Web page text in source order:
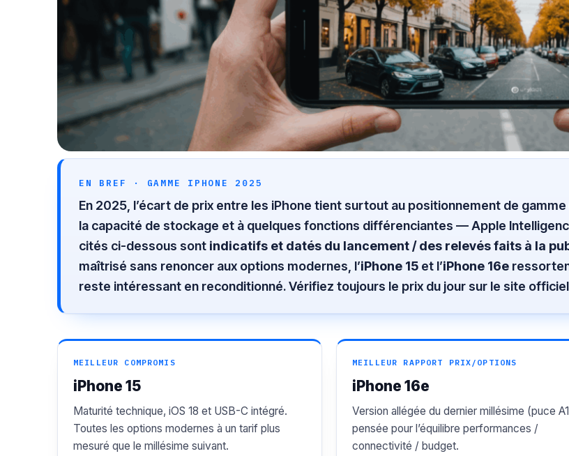
EN BREF · GAMME IPHONE 2025
En 2025, l’écart de prix entre les iPhone tient surtout au positionnement de
la capacité de stockage et à quelques fonctions différenciantes — Apple
cités ci-dessous sont indicatifs et datés du lancement / des relevés faits à la
maîtrisé sans renoncer aux options modernes, l’iPhone 15 et l’iPhone 16e
reste intéressant en reconditionné. Vérifiez toujours le prix du jour sur le site
MEILLEUR COMPROMIS
iPhone 15
Maturité technique, iOS 18 et USB-C intégré.
Toutes les options modernes à un tarif plus
mesuré que le millésime suivant.
MEILLEUR RAPPORT PRIX/OPTIONS
iPhone 16e
Version allégée du dernier millésime (puce
pensée pour l’équilibre performances /
connectivité / budget.